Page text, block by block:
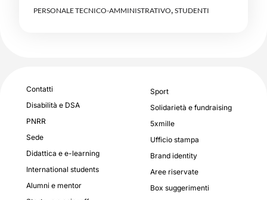
PERSONALE TECNICO-AMMINISTRATIVO, STUDENTI
Contatti
Disabilità e DSA
PNRR
Sede
Didattica e e-learning
International students
Alumni e mentor
Sport
Solidarietà e fundraising
5xmille
Ufficio stampa
Brand identity
Aree riservate
Box suggerimenti